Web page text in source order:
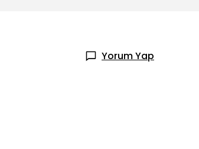
Yorum Yap